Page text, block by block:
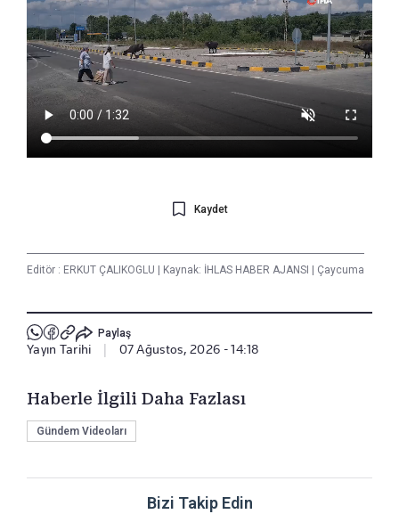
Kaydet
Editör : ERKUT ÇALIKOGLU | Kaynak: İHLAS HABER AJANSI | Çaycuma
Paylaş
Yayın Tarihi 07 Ağustos, 2026 - 14:18
Haberle İlgili Daha Fazlası
Gündem Videoları
Bizi Takip Edin